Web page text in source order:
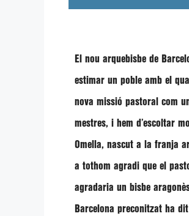
El nou arquebisbe de
estimar un poble amb el
nova missió pastoral com
mestres, i hem d’escoltar
Omella, nascut a la franja
a tothom agradi que el
agradaria un bisbe
Barcelona preconitzat ha